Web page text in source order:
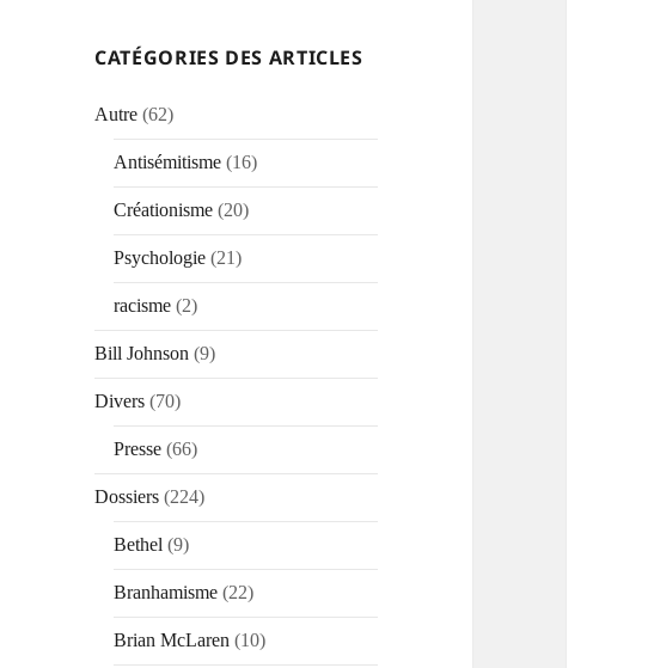
CATÉGORIES DES ARTICLES
Autre (62)
Antisémitisme (16)
Créationisme (20)
Psychologie (21)
racisme (2)
Bill Johnson (9)
Divers (70)
Presse (66)
Dossiers (224)
Bethel (9)
Branhamisme (22)
Brian McLaren (10)